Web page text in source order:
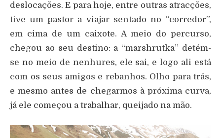
deslocações. E para hoje, entre outras atracções,
tive um pastor a viajar sentado no “corredor”,
em cima de um caixote. A meio do percurso,
chegou ao seu destino: a “marshrutka” detém-
se no meio de nenhures, ele sai, e logo ali está
com os seus amigos e rebanhos. Olho para trás,
e mesmo antes de chegarmos à próxima curva,
já ele começou a trabalhar, queijado na mão.